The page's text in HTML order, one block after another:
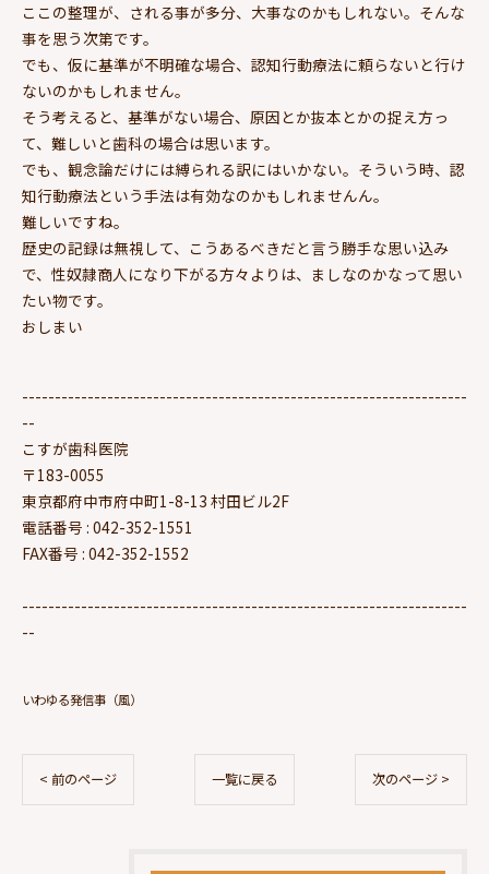
ここの整理が、される事が多分、大事なのかもしれない。そんな
事を思う次第です。
でも、仮に基準が不明確な場合、認知行動療法に頼らないと行け
ないのかもしれません。
そう考えると、基準がない場合、原因とか抜本とかの捉え方っ
て、難しいと歯科の場合は思います。
でも、観念論だけには縛られる訳にはいかない。そういう時、認
知行動療法という手法は有効なのかもしれませんん。
難しいですね。
歴史の記録は無視して、こうあるべきだと言う勝手な思い込み
で、性奴隷商人になり下がる方々よりは、ましなのかなって思い
たい物です。
おしまい
--------------------------------------------------------------------
--
こすが歯科医院
〒183-0055
東京都府中市府中町1-8-13 村田ビル2F
電話番号 : 042-352-1551
FAX番号 : 042-352-1552
--------------------------------------------------------------------
--
いわゆる発信事（風）
< 前のページ 一覧に戻る 次のページ >